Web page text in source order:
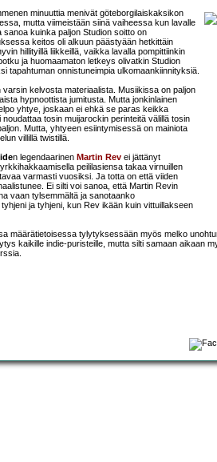
minuuttia menivät göteborgilaiskaksikon
mutta viimeistään siinä vaiheessa kun lavalle
kuinka paljon Studion soitto on
keitos oli alkuun päästyään hetkittäin
hillityillä liikkeillä, vaikka lavalla pompittiinkin
ja huomaamaton letkeys olivatkin Studion
tapahtuman onnistuneimpia ulkomaankiinnityksiä.
kelvosta materiaalista. Musiikissa on paljon
hypnoottista jumitusta. Mutta jonkinlainen
yhtye, joskaan ei ehkä se paras keikka
tosin muijarockin perinteitä välillä tosin
Mutta, yhtyeen esiintymisessä on mainiota
villillä twistillä.
n legendaarinen Martin Rev ei jättänyt
peililasiensa takaa virnuillen
varmasti vuosiksi. Ja totta on että viiden
Ei silti voi sanoa, että Martin Revin
vaan tylsemmältä ja sanotaanko
ja tyhjeni, kun Rev ikään kuin vittuillakseen
määrätietoisessa tylytyksessään myös melko
kaikille indie-puristeille, mutta silti samaan aikaan